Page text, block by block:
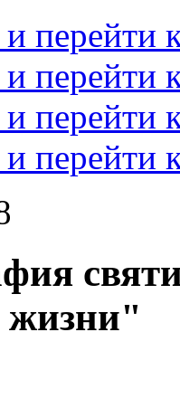
перейти
перейти
перейти
перейти
жизни"